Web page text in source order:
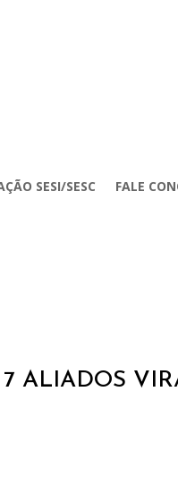
SESI/SESC FALE
ALIADOS